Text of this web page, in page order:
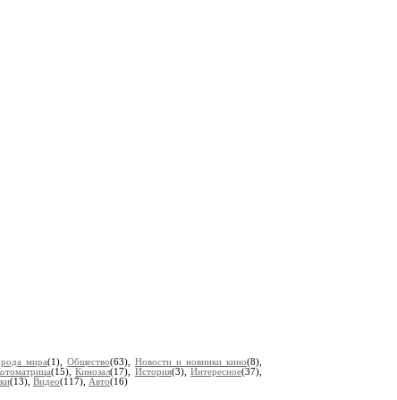
мира(1), Общество(63), Новости и новинки кино(8),
(15),Кинозал(17), История(3),Интересное(37),
(13), Видео(117), Авто(16)